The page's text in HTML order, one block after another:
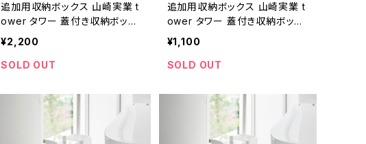
追加用収納ボックス 山崎実業 t
ower タワー 蓋付き収納ボック
スワゴン用追加ボックス L ブラ
ック
¥2,200
SOLD OUT
追加用収納ボックス 山崎実業 t
ower タワー 蓋付き収納ボック
スワゴン用追加ボックス S ブラ
ック
¥1,100
SOLD OUT